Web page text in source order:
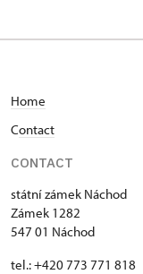
Home
Contact
CONTACT
státní zámek Náchod
Zámek 1282
547 01 Náchod
tel.: +420 773 771 818